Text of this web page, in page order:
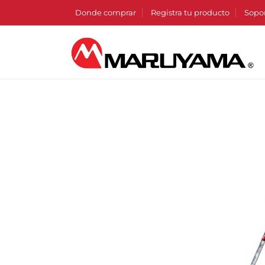
Donde comprar Registra tu producto